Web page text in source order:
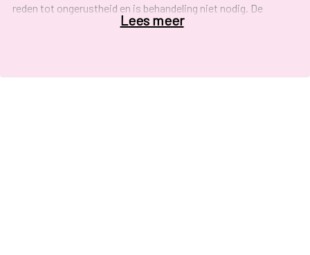
reden tot ongerustheid en is behandeling niet nodig. De
vermindert spontaan, ondermeer door
maag;
Lees meer